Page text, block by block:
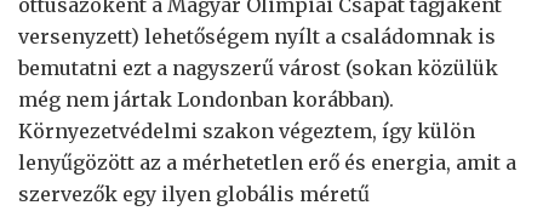
versenyzett) lehetőségem nyílt a családomnak is
bemutatni ezt a nagyszerű várost (sokan közülük
még nem jártak Londonban korábban).
Környezetvédelmi szakon végeztem, így külön
lenyűgözött az a mérhetetlen erő és energia, amit a
szervezők egy ilyen globális méretű